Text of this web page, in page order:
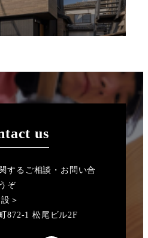
us
するご相談・お問い合
ぞ
＞
872-1 松尾ビル2F